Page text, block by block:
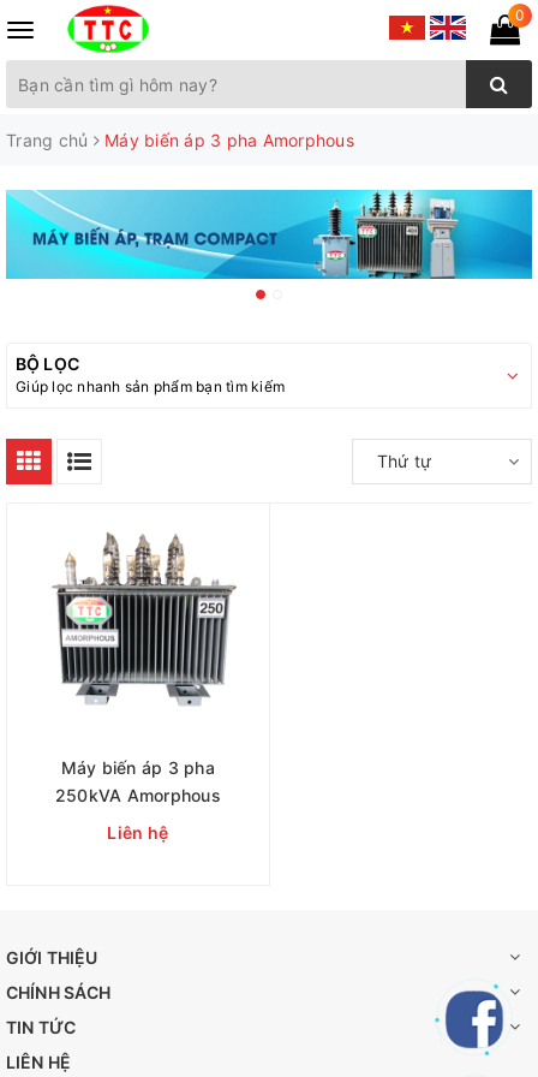
Toggle
navigation
0
Trang chủ Máy biến áp 3 pha Amorphous
BỘ LỌC
Giúp lọc nhanh sản phẩm bạn tìm kiếm
Thứ tự
Máy biến áp 3 pha
250kVA Amorphous
Liên hệ
GIỚI THIỆU
CHÍNH SÁCH
TIN TỨC
LIÊN HỆ